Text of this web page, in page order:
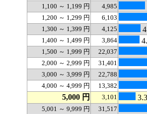
1,100 ～ 1,199 円 4,985
1,200 ～ 1,299 円
6,103
1,300 ～ 1,399 円
4,125
1,400 ～ 1,499 円 3,864
1,500 ～ 1,999 円
22,037
2,000 ～ 2,999 円
31,401
3,000 ～ 3,999 円
22,788
4,000 ～ 4,999 円
13,382
5,000 円 3,101
5,001 ～ 9,999 円 31,517